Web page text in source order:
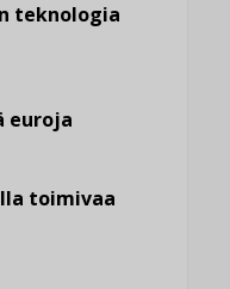
teknologia
euroja
toimivaa